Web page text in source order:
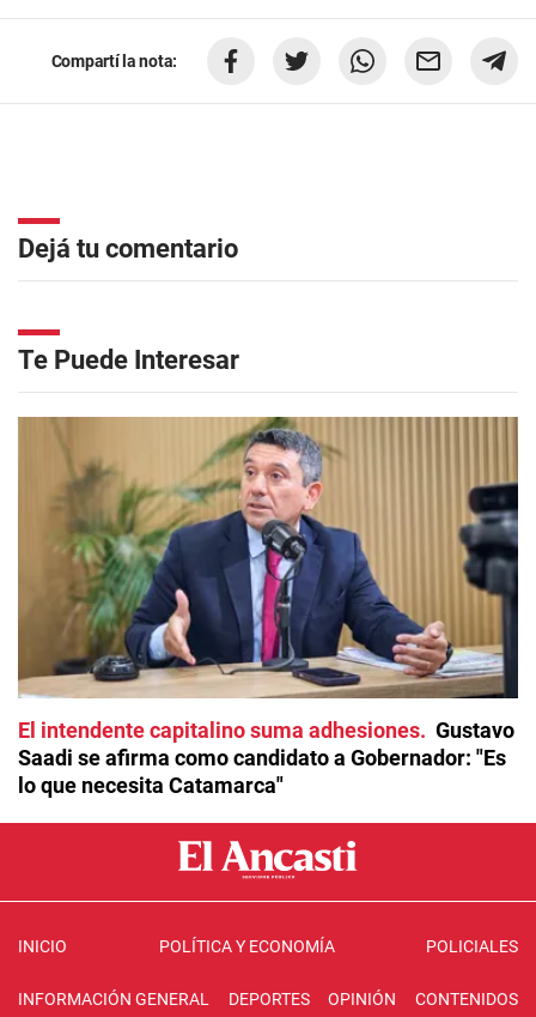
Compartí la nota:
Dejá tu comentario
Te Puede Interesar
El intendente capitalino suma adhesiones
Gustavo
Saadi se afirma como candidato a Gobernador: "Es
lo que necesita Catamarca"
INICIO POLÍTICA Y ECONOMÍA POLICIALES
INFORMACIÓN GENERAL DEPORTES OPINIÓN CONTENIDOS